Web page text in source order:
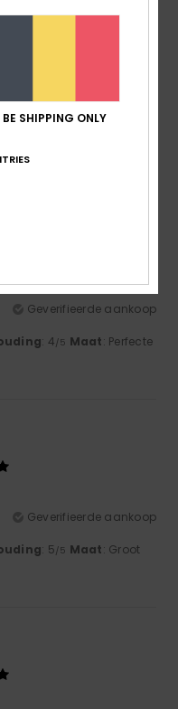
Geverifieerde aankoop
Geverifieerde aankoop
: 4/5 Maat: Perfecte
Geverifieerde aankoop
: 5/5 Maat: Groot
BE SHIPPING ONLY